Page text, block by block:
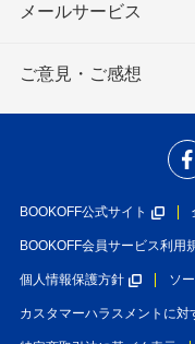
メールサービス
ご意見・ご感想
BOOKOFF公式サイト
BOOKOFF会員サービス利用
個人情報保護方針 ソ
カスタマーハラスメントに対